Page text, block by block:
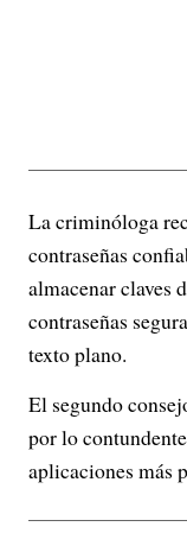
La criminóloga
contraseñas
almacenar claves
contraseñas
texto plano.
El segundo
por lo
aplicaciones más